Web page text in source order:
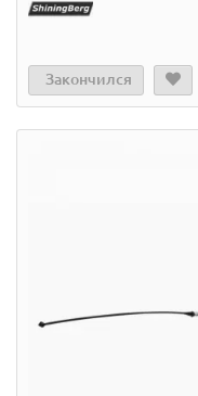
Закончился